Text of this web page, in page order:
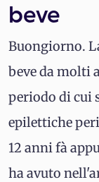
beve
Buongiorno.
beve da molti
periodo di cui
epilettiche
12 anni fà
ha avuto